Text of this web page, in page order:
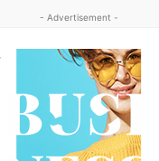
- Advertisement -